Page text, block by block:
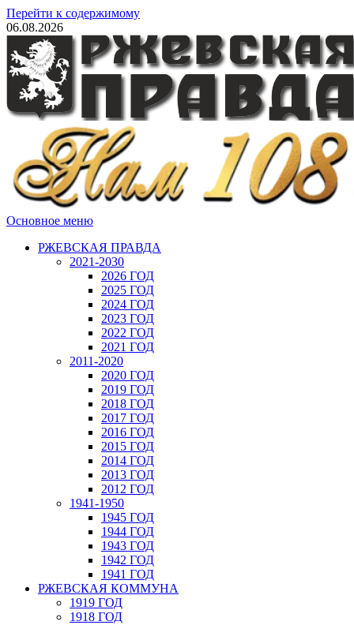
Перейти к содержимому
06.08.2026
Основное меню
РЖЕВСКАЯ ПРАВДА
2021-2030
2026 ГОД
2025 ГОД
2024 ГОД
2023 ГОД
2022 ГОД
2021 ГОД
2011-2020
2020 ГОД
2019 ГОД
2018 ГОД
2017 ГОД
2016 ГОД
2015 ГОД
2014 ГОД
2013 ГОД
2012 ГОД
1941-1950
1945 ГОД
1944 ГОД
1943 ГОД
1942 ГОД
1941 ГОД
РЖЕВСКАЯ КОММУНА
1919 ГОД
1918 ГОД